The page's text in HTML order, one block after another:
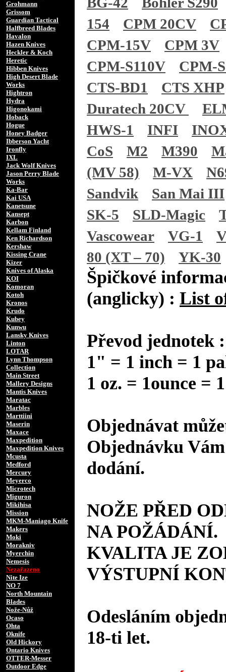
Grohmann
Grissom
Guardian Tactical
Halfbreed Blades
Havalon
Hazen Knives
Heckler & Koch
Heretic
Hibben Knives
High Desert Blade
Works
Hightron
Hydra
Higonokami
Hoback
Hogue
Honey Badger
Ibberson Yacht
Ironfly
IXL
Jack Wolf Knives
Jason Perry Blade
Works
Ka-Bar
Kai USA
Kanetsune
Kansept
Karbon
Kellam Finland
Ken Richardson
Kershaw
Kissing Crane
Kizer
Knives of Alaska
KOI
Komoran
Kotoh
Kronos
Krudo
Kubey
Kunwu
Lansky Knives
Linton
LOTAR
Lynn Thompson
Collection
Main Street
Mallery Designs
Mantis Knives
Maratac
Marbles
Marttiini
Maserin
Maxace
Maxpedition
Maxpedition Knives
Mcusta
Medford
Mercury
Meyerco
Microtech
Miguron
Mikihisa
Mission
MKM-Maniago Knife
Makers
Moki
Morakniv
Myerchin
Nemesis
Nezařazeno
Nite Ize
NO 7
North Mountain
Blades
Nože-Nůž
Ocaso
Ohta
Oknife
Old Hickory
Ontario Knives
OTTER-Messer
Outdoor Edge
154
CPM 20CV
CPM-15V
CPM 3V
CPM-S110V
CPM-
CTS-BD1
CTS XHP
Duratech 20CV
HWS-1
INFI
CoS
M2 M390
(MV 58)
M-VX
Sandvik
San Mai III
SK-5
SLD-Magic
Vascowear
VG-1
80 (XT – 70)
YK-30
Špičkové
(anglicky) : List
Převod jednotek :
1" = 1 inch = 1
1 oz. = 1ounce =
Objednávat
Objednávku
dodání.
NOŽE PŘED
NA POŽÁDÁNÍ.
KVALITA JE
VÝSTUPNÍ
Odesláním
18-ti let.